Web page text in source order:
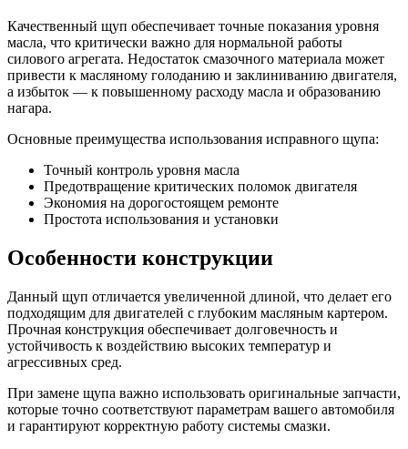
Качественный щуп обеспечивает точные показания уровня
масла, что критически важно для нормальной работы
силового агрегата. Недостаток смазочного материала может
привести к масляному голоданию и заклиниванию двигателя,
а избыток — к повышенному расходу масла и образованию
нагара.
Основные преимущества использования исправного щупа:
Точный контроль уровня масла
Предотвращение критических поломок двигателя
Экономия на дорогостоящем ремонте
Простота использования и установки
Особенности конструкции
Данный щуп отличается увеличенной длиной, что делает его
подходящим для двигателей с глубоким масляным картером.
Прочная конструкция обеспечивает долговечность и
устойчивость к воздействию высоких температур и
агрессивных сред.
При замене щупа важно использовать оригинальные запчасти,
которые точно соответствуют параметрам вашего автомобиля
и гарантируют корректную работу системы смазки.